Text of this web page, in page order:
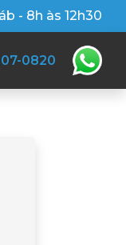
- 8h às 12h30
0820